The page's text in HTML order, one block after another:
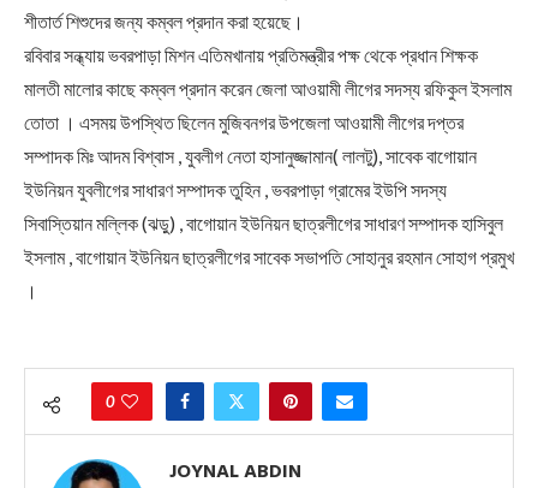
শীতার্ত শিশুদের জন্য কম্বল প্রদান করা হয়েছে।
রবিবার সন্ধ্যায় ভবরপাড়া মিশন এতিমখানায় প্রতিমন্ত্রীর পক্ষ থেকে প্রধান শিক্ষক
মালতী মালোর কাছে কম্বল প্রদান করেন জেলা আওয়ামী লীগের সদস্য রফিকুল ইসলাম
তোতা । এসময় উপস্থিত ছিলেন মুজিবনগর উপজেলা আওয়ামী লীগের দপ্তর
সম্পাদক মিঃ আদম বিশ্বাস , যুবলীগ নেতা হাসানুজ্জামান( লালটু), সাবেক বাগোয়ান
ইউনিয়ন যুবলীগের সাধারণ সম্পাদক তুহিন , ভবরপাড়া গ্রামের ইউপি সদস্য
সিবাস্তিয়ান মল্লিক (ঝড়ু) , বাগোয়ান ইউনিয়ন ছাত্রলীগের সাধারণ সম্পাদক হাসিবুল
ইসলাম , বাগোয়ান ইউনিয়ন ছাত্রলীগের সাবেক সভাপতি সোহানুর রহমান সোহাগ প্রমুখ
।
0
JOYNAL ABDIN